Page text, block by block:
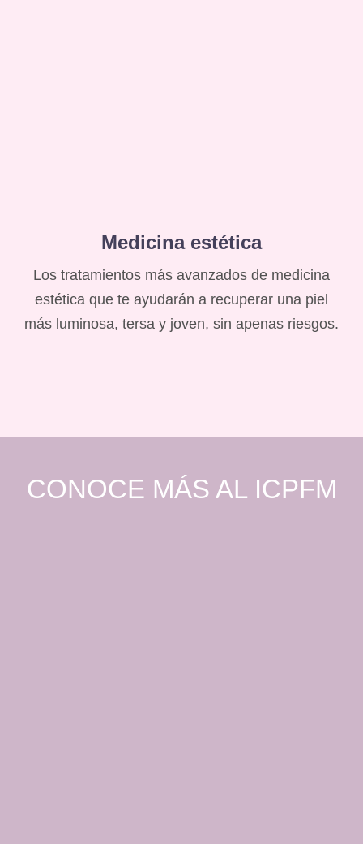
Medicina estética
Los tratamientos más avanzados de medicina
estética que te ayudarán a recuperar una piel
más luminosa, tersa y joven, sin apenas riesgos.
CONOCE MÁS AL ICPFM